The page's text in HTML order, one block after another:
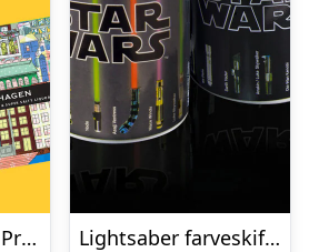
Lakridsfabrikken Premiumlakrids – Copenhagen
Lightsaber farveskiftende krus